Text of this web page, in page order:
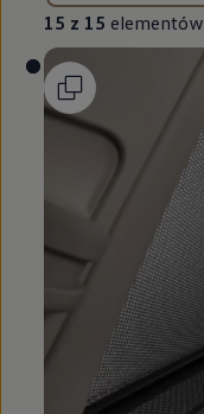
15 z 15 elementów